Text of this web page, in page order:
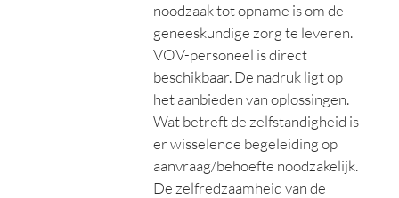
noodzaak tot opname is om de
geneeskundige zorg te leveren.
VOV-personeel is direct
beschikbaar. De nadruk ligt op
het aanbieden van oplossingen.
Wat betreft de zelfstandigheid is
er wisselende begeleiding op
aanvraag/behoefte noodzakelijk.
De zelfredzaamheid van de